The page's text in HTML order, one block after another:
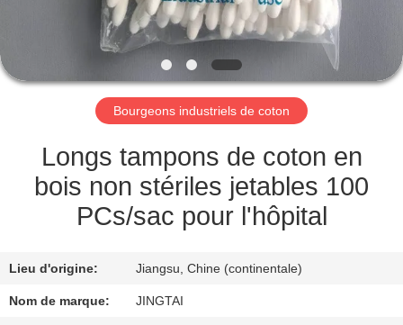
L'USINE
CONTRÔLE
QUALITÉ
CONTACTEZ-
NOUVELLES
Bourgeons industriels de coton
Longs tampons de coton en
bois non stériles jetables 100
PCs/sac pour l'hôpital
Lieu d'origine: Jiangsu, Chine (continentale)
Nom de marque: JINGTAI